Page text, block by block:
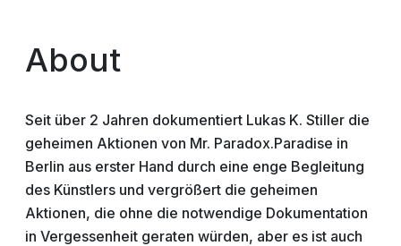
About
Seit über 2 Jahren dokumentiert Lukas K. Stiller die
geheimen Aktionen von Mr. Paradox.Paradise in
Berlin aus erster Hand durch eine enge Begleitung
des Künstlers und vergrößert die geheimen
Aktionen, die ohne die notwendige Dokumentation
in Vergessenheit geraten würden, aber es ist auch